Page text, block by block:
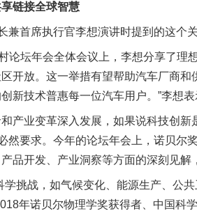
链接全球智慧
首席执行官李想演讲时提到的这个关
坛年会全体会议上，李想分享了理
开放。这一举措有望帮助汽车厂商
新技术普惠每一位汽车用户。”李想表
业变革深入发展，如果说科技创新
然要求。今年的论坛年会上，诺贝
品开发、产业洞察等方面的深刻见解
挑战，如气候变化、能源生产、公
年诺贝尔物理学奖获得者、中国科